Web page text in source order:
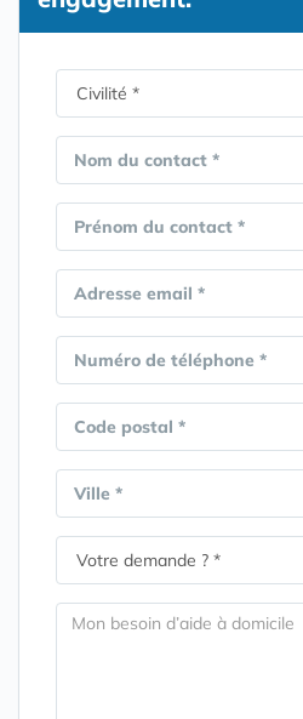
Nom du contact *
Prénom du contact *
Adresse email *
Numéro de téléphone *
Code postal *
Ville *